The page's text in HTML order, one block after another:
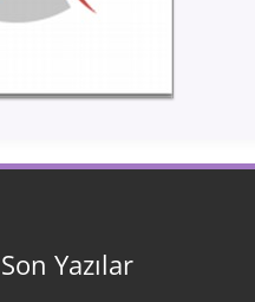
Son Yazılar